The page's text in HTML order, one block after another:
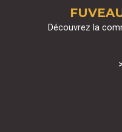
Découvrez la